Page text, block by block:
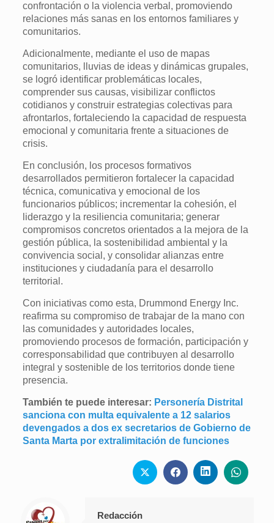
confrontación o la violencia verbal, promoviendo
relaciones más sanas en los entornos familiares y
comunitarios.
Adicionalmente, mediante el uso de mapas
comunitarios, lluvias de ideas y dinámicas grupales,
se logró identificar problemáticas locales,
comprender sus causas, visibilizar conflictos
cotidianos y construir estrategias colectivas para
afrontarlos, fortaleciendo la capacidad de respuesta
emocional y comunitaria frente a situaciones de
crisis.
En conclusión, los procesos formativos
desarrollados permitieron fortalecer la capacidad
técnica, comunicativa y emocional de los
funcionarios públicos; incrementar la cohesión, el
liderazgo y la resiliencia comunitaria; generar
compromisos concretos orientados a la mejora de la
gestión pública, la sostenibilidad ambiental y la
convivencia social, y consolidar alianzas entre
instituciones y ciudadanía para el desarrollo
territorial.
Con iniciativas como esta, Drummond Energy Inc.
reafirma su compromiso de trabajar de la mano con
las comunidades y autoridades locales,
promoviendo procesos de formación, participación y
corresponsabilidad que contribuyen al desarrollo
integral y sostenible de los territorios donde tiene
presencia.
También te puede interesar: Personería Distrital
sanciona con multa equivalente a 12 salarios
devengados a dos ex secretarios de Gobierno de
Santa Marta por extralimitación de funciones
Redacción